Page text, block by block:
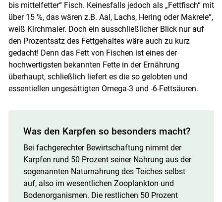
bis mittelfetter“ Fisch. Keinesfalls jedoch als „Fettfisch“ mit
über 15 %, das wären z.B. Aal, Lachs, Hering oder Makrele“,
weiß Kirchmaier. Doch ein ausschließlicher Blick nur auf
den Prozentsatz des Fettgehaltes wäre auch zu kurz
gedacht! Denn das Fett von Fischen ist eines der
hochwertigsten bekannten Fette in der Ernährung
überhaupt, schließlich liefert es die so gelobten und
essentiellen ungesättigten Omega-3 und -6-Fettsäuren.
Was den Karpfen so besonders macht?
Bei fachgerechter Bewirtschaftung nimmt der
Karpfen rund 50 Prozent seiner Nahrung aus der
sogenannten Naturnahrung des Teiches selbst
auf, also im wesentlichen Zooplankton und
Bodenorganismen. Die restlichen 50 Prozent